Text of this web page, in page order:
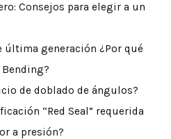
Consejos para elegir a un
última generación ¿Por qué
de doblado de ángulos?
“Red Seal” requerida
a presión?